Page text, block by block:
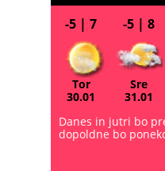
-5 | 7
Tor
30.01
-5 | 8
Sre
31.01
Danes in jutri bo
dopoldne bo